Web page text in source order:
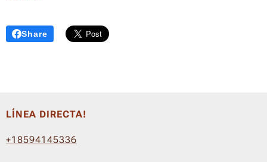
Share
LÍNEA DIRECTA!
+18594145336